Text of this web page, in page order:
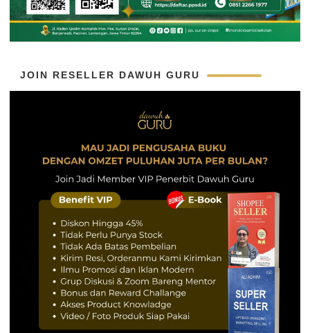
JOIN RESELLER DAWUH GURU